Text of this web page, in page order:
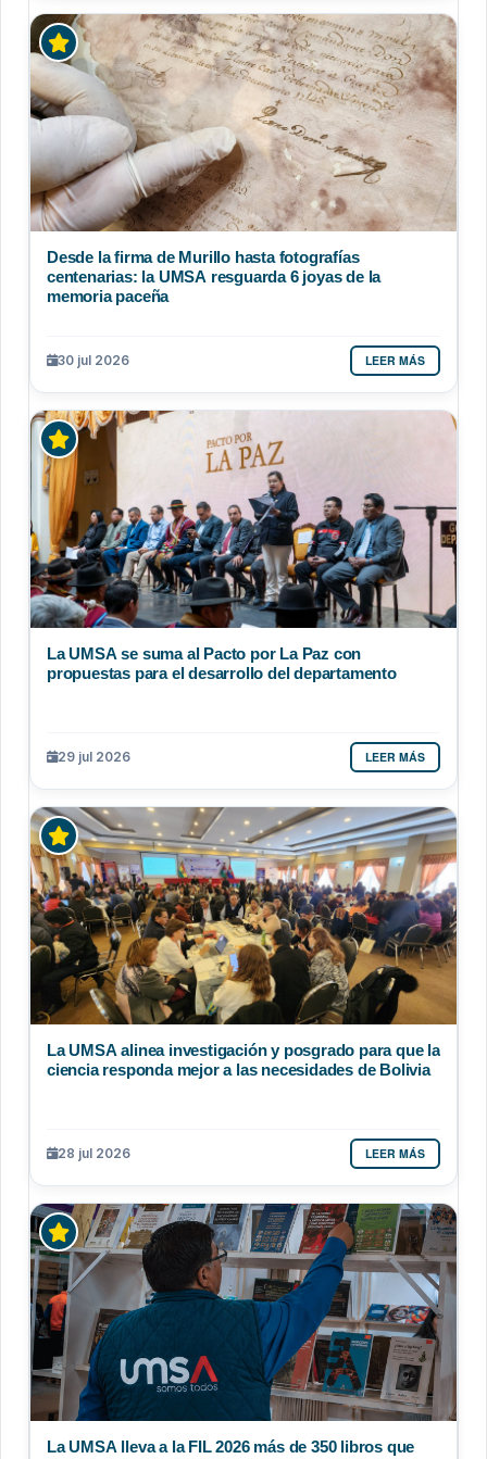
Desde la firma de Murillo hasta fotografías
centenarias: la UMSA resguarda 6 joyas de la
memoria paceña
30 jul 2026 LEER MÁS
La UMSA se suma al Pacto por La Paz con
propuestas para el desarrollo del departamento
29 jul 2026 LEER MÁS
La UMSA alinea investigación y posgrado para que la
ciencia responda mejor a las necesidades de Bolivia
28 jul 2026 LEER MÁS
La UMSA lleva a la FIL 2026 más de 350 libros que